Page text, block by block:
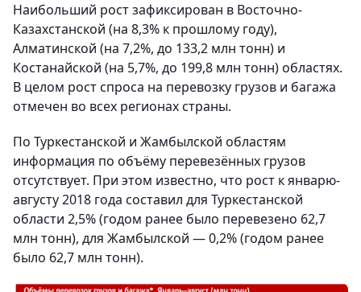
Наибольший рост зафиксирован в Восточно-
Казахстанской (на 8,3% к прошлому году),
Алматинской (на 7,2%, до 133,2 млн тонн) и
Костанайской (на 5,7%, до 199,8 млн тонн) областях.
В целом рост спроса на перевозку грузов и багажа
отмечен во всех регионах страны.
По Туркестанской и Жамбылской областям
информация по объёму перевезённых грузов
отсутствует. При этом известно, что рост к январю-
августу 2018 года составил для Туркестанской
области 2,5% (годом ранее было перевезено 62,7
млн тонн), для Жамбылской — 0,2% (годом ранее
было 62,7 млн тонн).